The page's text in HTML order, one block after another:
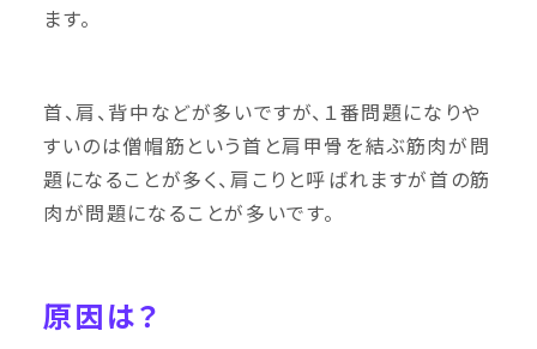
ます。
首、肩、背中などが多いですが、１番問題になりや
すいのは僧帽筋という首と肩甲骨を結ぶ筋肉が問
題になることが多く、肩こりと呼ばれますが首の筋
肉が問題になることが多いです。
原因は？